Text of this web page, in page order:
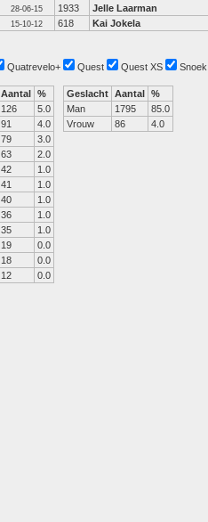
28-06-15 1933 Jelle Laarman
15-10-12 618 Kai Jokela
Quatrevelo+ Quest Quest XS Snoek
Aantal %
126
5.0
91
4.0
79
3.0
63
2.0
42
1.0
41
1.0
40
1.0
36
1.0
35
1.0
19
0.0
18
0.0
12 0.0
Geslacht Aantal %
Man
1795
85.0
Vrouw
86 4.0